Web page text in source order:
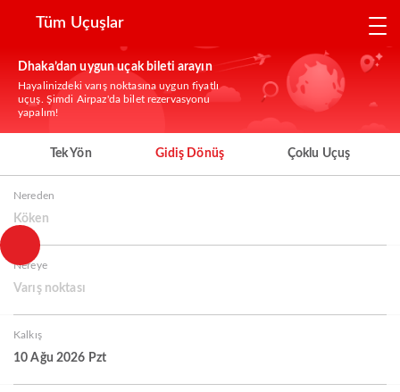
Tüm Uçuşlar
Dhaka’dan uygun uçak bileti arayın
Hayalinizdeki varış noktasına uygun fiyatlı
uçuş. Şimdi Airpaz'da bilet rezervasyonu
yapalım!
Tek Yön Gidiş Dönüş Çoklu Uçuş
Nereden
Köken
Nereye
Varış noktası
Kalkış
10 Ağu 2026 Pzt